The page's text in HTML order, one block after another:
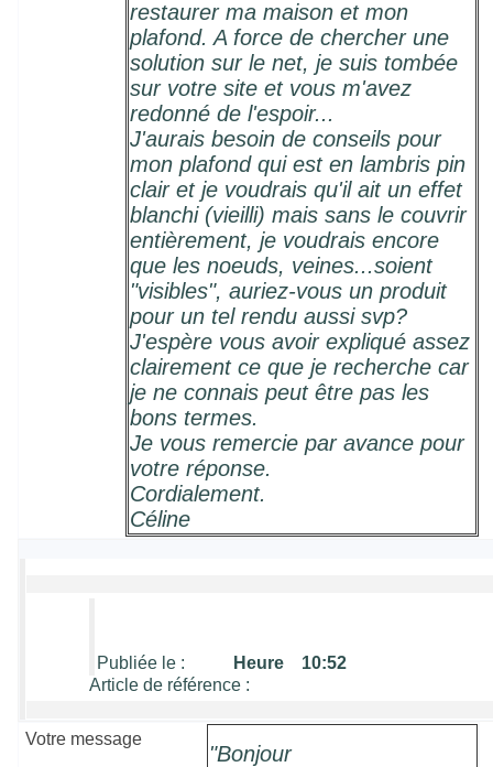
restaurer ma maison et mon
plafond. A force de chercher une
solution sur le net, je suis tombée
sur votre site et vous m'avez
redonné de l'espoir...
J'aurais besoin de conseils pour
mon plafond qui est en lambris pin
clair et je voudrais qu'il ait un effet
blanchi (vieilli) mais sans le couvrir
entièrement, je voudrais encore
que les noeuds, veines...soient
"visibles", auriez-vous un produit
pour un tel rendu aussi svp?
J'espère vous avoir expliqué assez
clairement ce que je recherche car
je ne connais peut être pas les
bons termes.
Je vous remercie par avance pour
votre réponse.
Cordialement.
Céline
Publiée le :
Heure 10:52
Article de référence :
Votre message
"Bonjour